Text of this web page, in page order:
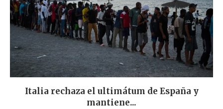
Italia rechaza el ultimátum de España y
mantiene...